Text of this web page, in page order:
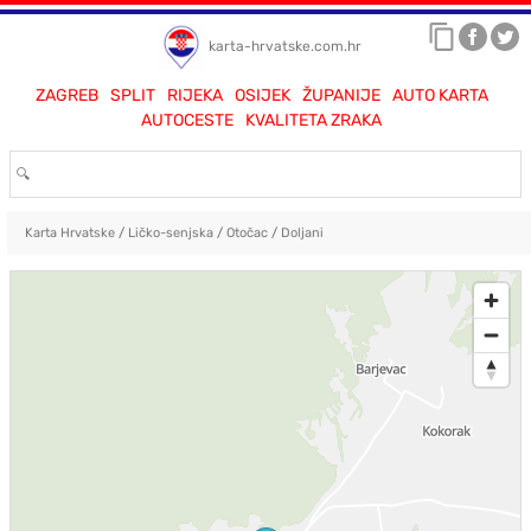
karta-hrvatske.com.hr
ZAGREB SPLIT RIJEKA OSIJEK ŽUPANIJE
AUTO KARTA
AUTOCESTE
KVALITETA ZRAKA
Karta Hrvatske/ Ličko-senjska/ Otočac/ Doljani